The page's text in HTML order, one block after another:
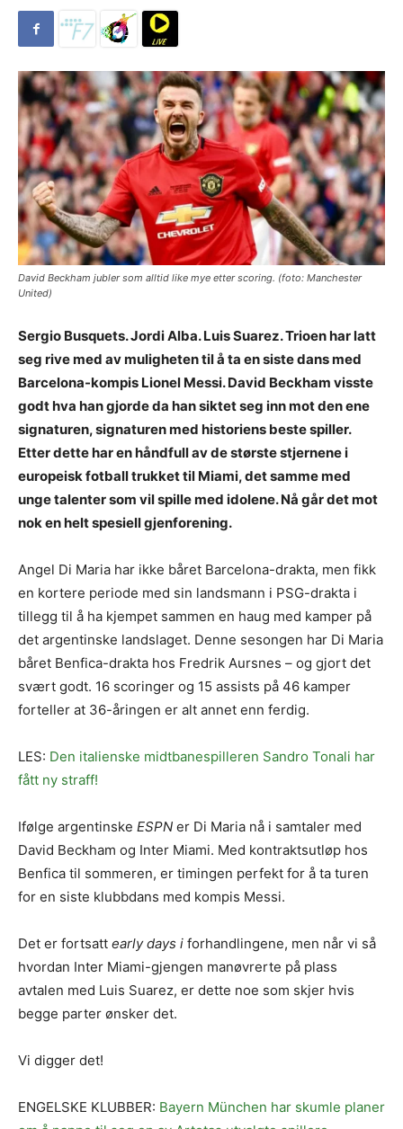
David Beckham jubler som alltid like mye etter scoring. (foto: Manchester
United)
Sergio Busquets. Jordi Alba. Luis Suarez. Trioen har latt
seg rive med av muligheten til å ta en siste dans med
Barcelona-kompis Lionel Messi. David Beckham visste
godt hva han gjorde da han siktet seg inn mot den ene
signaturen, signaturen med historiens beste spiller.
Etter dette har en håndfull av de største stjernene i
europeisk fotball trukket til Miami, det samme med
unge talenter som vil spille med idolene. Nå går det mot
nok en helt spesiell gjenforening.
Angel Di Maria har ikke båret Barcelona-drakta, men fikk
en kortere periode med sin landsmann i PSG-drakta i
tillegg til å ha kjempet sammen en haug med kamper på
det argentinske landslaget. Denne sesongen har Di Maria
båret Benfica-drakta hos Fredrik Aursnes – og gjort det
svært godt. 16 scoringer og 15 assists på 46 kamper
forteller at 36-åringen er alt annet enn ferdig.
LES: Den italienske midtbanespilleren Sandro Tonali har
fått ny straff!
Ifølge argentinske ESPN er Di Maria nå i samtaler med
David Beckham og Inter Miami. Med kontraktsutløp hos
Benfica til sommeren, er timingen perfekt for å ta turen
for en siste klubbdans med kompis Messi.
Det er fortsatt early days i forhandlingene, men når vi så
hvordan Inter Miami-gjengen manøvrerte på plass
avtalen med Luis Suarez, er dette noe som skjer hvis
begge parter ønsker det.
Vi digger det!
ENGELSKE KLUBBER: Bayern München har skumle planer